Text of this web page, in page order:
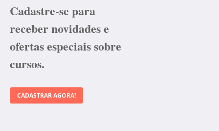
Cadastre-se para
receber novidades e
ofertas especiais sobre
cursos.
CADASTRAR AGORA!